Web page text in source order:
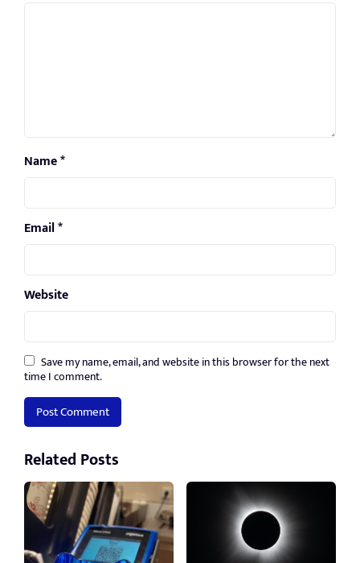
Name*
Email*
Website
Save my name, email, and website in this browser for the next
time I comment.
Related Posts